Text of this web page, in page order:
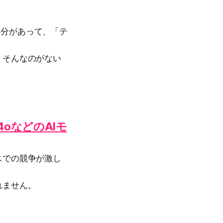
があって、「テ
んなのがない
などのAIモ
の競争が激し
せん。